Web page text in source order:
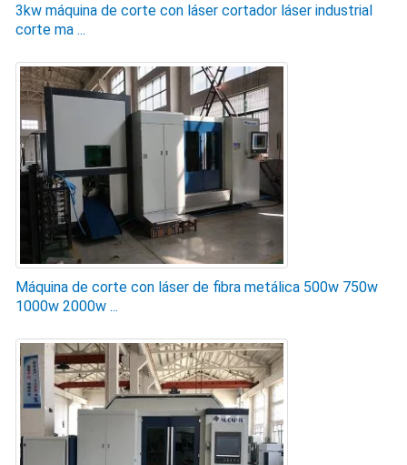
3kw máquina de corte con láser cortador láser industrial
corte ma ...
Máquina de corte con láser de fibra metálica 500w 750w
1000w 2000w ...